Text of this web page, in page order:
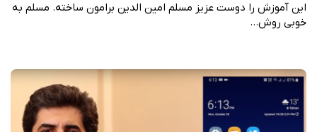
این آموزش را دوست عزیز مسلم امین الدین برامون ساخته. مسلم به
خوبی روش…